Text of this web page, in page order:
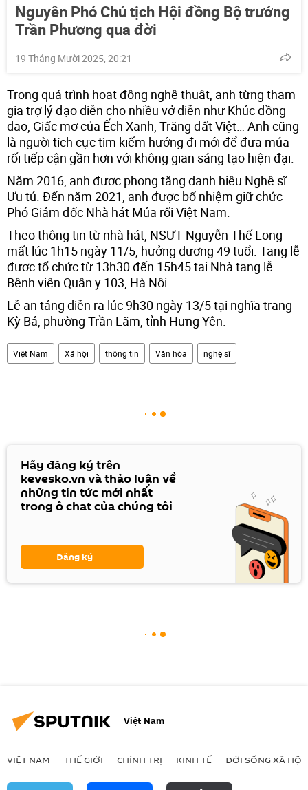
Nguyên Phó Chủ tịch Hội đồng Bộ trưởng
Trần Phương qua đời
19 Tháng Mười 2025, 20:21
Trong quá trình hoạt động nghệ thuật, anh từng tham
gia trợ lý đạo diễn cho nhiều vở diễn như Khúc đồng
dao, Giấc mơ của Ếch Xanh, Trăng đất Việt… Anh cũng
là người tích cực tìm kiếm hướng đi mới để đưa múa
rối tiếp cận gần hơn với không gian sáng tạo hiện đại.
Năm 2016, anh được phong tặng danh hiệu Nghệ sĩ
Ưu tú. Đến năm 2021, anh được bổ nhiệm giữ chức
Phó Giám đốc Nhà hát Múa rối Việt Nam.
Theo thông tin từ nhà hát, NSƯT Nguyễn Thế Long
mất lúc 1h15 ngày 11/5, hưởng dương 49 tuổi. Tang lễ
được tổ chức từ 13h30 đến 15h45 tại Nhà tang lễ
Bệnh viện Quân y 103, Hà Nội.
Lễ an táng diễn ra lúc 9h30 ngày 13/5 tại nghĩa trang
Kỳ Bá, phường Trần Lãm, tỉnh Hưng Yên.
Việt Nam Xã hội thông tin Văn hóa nghệ sĩ
Hãy đăng ký trên
kevesko.vn và thảo luận về
những tin tức mới nhất
trong ô chat của chúng tôi
Đăng ký
Việt Nam
VIỆT NAM THẾ GIỚI CHÍNH TRỊ KINH TẾ ĐỜI SỐNG XÃ HỘI